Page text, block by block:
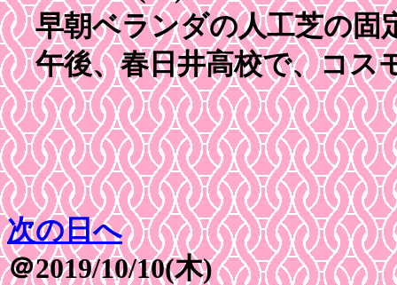
早朝ベランダの人工芝の固
午後、春日井高校で、コス
次の日へ
＠2019/10/10(木)